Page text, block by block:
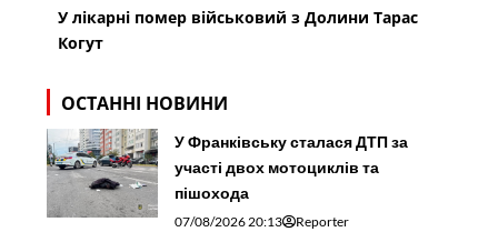
У лікарні помер військовий з Долини Тарас
Когут
ОСТАННІ НОВИНИ
У Франківську сталася ДТП за
участі двох мотоциклів та
пішохода
07/08/2026 20:13 Reporter